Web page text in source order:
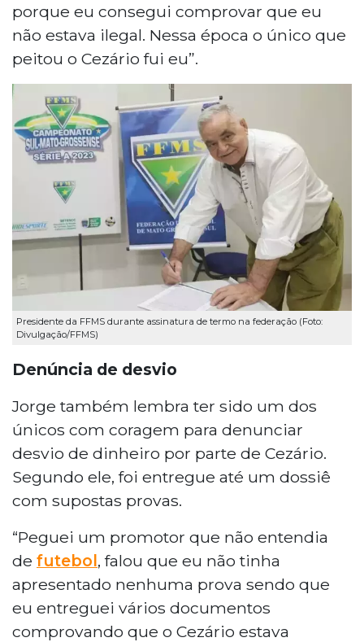
porque eu consegui comprovar que eu
não estava ilegal. Nessa época o único que
peitou o Cezário fui eu”.
Presidente da FFMS durante assinatura de termo na federação (Foto:
Divulgação/FFMS)
Denúncia de desvio
Jorge também lembra ter sido um dos
únicos com coragem para denunciar
desvio de dinheiro por parte de Cezário.
Segundo ele, foi entregue até um dossiê
com supostas provas.
“Peguei um promotor que não entendia
de futebol, falou que eu não tinha
apresentado nenhuma prova sendo que
eu entreguei vários documentos
comprovando que o Cezário estava